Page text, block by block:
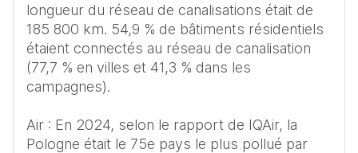
longueur du réseau de canalisations était de
185 800 km. 54,9 % de bâtiments résidentiels
étaient connectés au réseau de canalisation
(77,7 % en villes et 41,3 % dans les
campagnes).
Air : En 2024, selon le rapport de IQAir, la
Pologne était le 75e pays le plus pollué par